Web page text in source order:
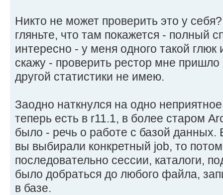
Никто не может проверить это у
гляньте, что там покажется - полный
интересно - у меня одного такой глюк
скажу - проверить рестор мне пришло
другой статистики не имею.
Заодно наткнулся на одно
теперь есть в r11.1, в более старом
было - речь о работе с базой данных.
вы выбирали конкретный job, то
последовательно сессии, каталоги,
было добраться до любого файла,
в базе.